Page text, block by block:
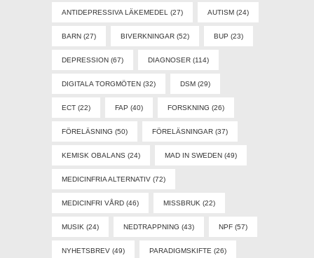
ANTIDEPRESSIVA LÄKEMEDEL (27) AUTISM (24)
BARN (27) BIVERKNINGAR (52) BUP (23)
DEPRESSION (67) DIAGNOSER (114)
DIGITALA TORGMÖTEN (32) DSM (29)
ECT (22) FAP (40) FORSKNING (26)
FÖRELÄSNING (50) FÖRELÄSNINGAR (37)
KEMISK OBALANS (24) MAD IN SWEDEN (49)
MEDICINFRIA ALTERNATIV (72)
MEDICINFRI VÅRD (46) MISSBRUK (22)
MUSIK (24) NEDTRAPPNING (43) NPF (57)
NYHETSBREV (49) PARADIGMSKIFTE (26)